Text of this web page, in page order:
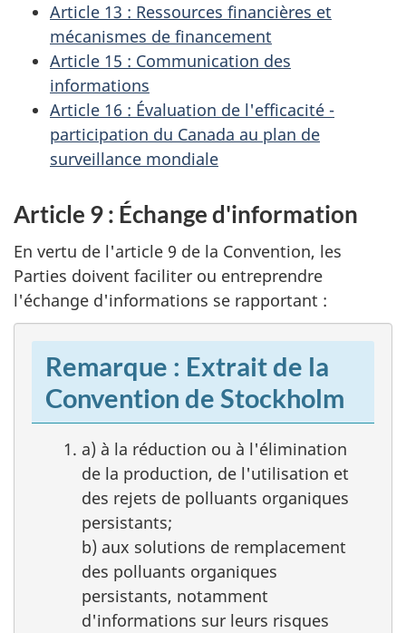
Article 13 : Ressources financières et
mécanismes de financement
Article 15 : Communication des
informations
Article 16 : Évaluation de l'efficacité -
participation du Canada au plan de
surveillance mondiale
Article 9 : Échange d'information
En vertu de l'article 9 de la Convention, les
Parties doivent faciliter ou entreprendre
l'échange d'informations se rapportant :
Remarque : Extrait de la
Convention de Stockholm
a) à la réduction ou à l'élimination
de la production, de l'utilisation et
des rejets de polluants organiques
persistants;
b) aux solutions de remplacement
des polluants organiques
persistants, notamment
d'informations sur leurs risques